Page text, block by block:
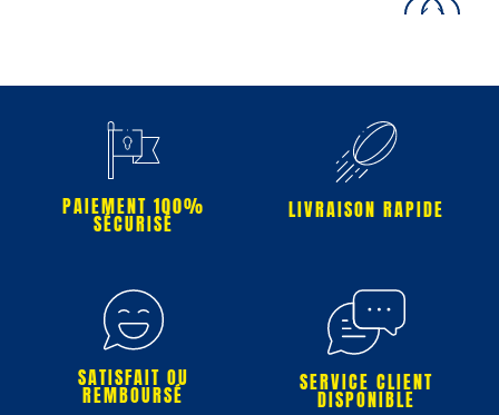
PAIEMENT 100%
SÉCURISÉ
LIVRAISON RAPIDE
SATISFAIT OU
REMBOURSÉ SERVICE CLIENT
DISPONIBLE